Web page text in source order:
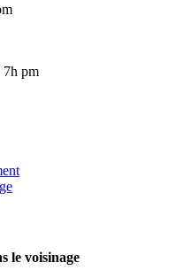
7h pm
le voisinage